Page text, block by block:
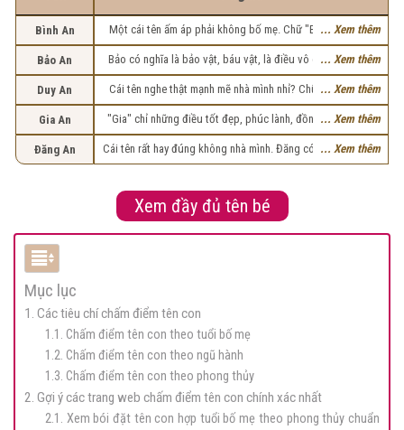
Bình An
Một cái tên ấm áp phải không bố mẹ. Chữ "Bình" là sự êm
ấm, thư thái, còn "An" có nghĩa là an lành, yên bình. “Bình An”
có thể hiểu là cha mẹ mong con có cuộc sống bình an, êm
đềm, sẽ không gặp bất cứ sóng gió hay trắc trở nào đó.
... Xem thêm
Bảo An
Bảo có nghĩa là bảo vật, báu vật, là điều vô cùng quý giá.
An có nghĩa là an lành, yên bình. Bảo An có thể hiểu con như
bảo vật quý giá, mang đến bình an, may mắn cho cả gia đình
... Xem thêm
Duy An
Cái tên nghe thật mạnh mẽ nhà mình nhỉ? Chữ "Duy" mang
nhiều ý nghĩa tốt đẹp, là từ chỉ sự thông minh, hiểu biết
hoặc ước mong về một cuộc sống viên mãn, đầy đủ. Còn
"An" lại có nghĩa là an lành, bình yên, mong cho con có một
cuộc sống vô lo, vô nghĩ. Đặt tên con là Duy An để mong
... Xem thêm
Gia An
"Gia" chỉ những điều tốt đẹp, phúc lành, đồng thời còn có
nghĩa là gia đình, là mái nhà nơi mọi người sum vầy, quây
quần bên nhau. Đặc biệt còn có nghĩa là sự đẹp đẽ, ưu tú,
là một sự may mắn, mai lại những điều tốt lành cho gia đình
của mình và kể cả gia đình nhỏ sau này của chính con.
... Xem thêm
Ðăng An
Cái tên rất hay đúng không nhà mình. Đăng có nghĩa là ngọn
đèn, An là yên định. Đăng An có nghĩa là ngọn đèn bình yên,
mạnh mẽ, định hướng cho người khác đó
... Xem thêm
Xem đầy đủ tên bé
Mục lục
1. Các tiêu chí chấm điểm tên con
1.1. Chấm điểm tên con theo tuổi bố mẹ
1.2. Chấm điểm tên con theo ngũ hành
1.3. Chấm điểm tên con theo phong thủy
2. Gợi ý các trang web chấm điểm tên con chính xác nhất
2.1. Xem bói đặt tên con hợp tuổi bố mẹ theo phong thủy chuẩn